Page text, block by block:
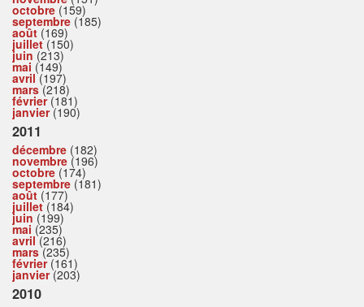
octobre (159)
septembre (185)
août (169)
juillet(150)
juin (213)
mai (149)
avril(197)
mars(218)
février(181)
janvier(190)
2011
décembre (182)
novembre (196)
octobre (174)
septembre (181)
août (177)
juillet(184)
juin (199)
mai (235)
avril(216)
mars(235)
février(161)
janvier(203)
2010